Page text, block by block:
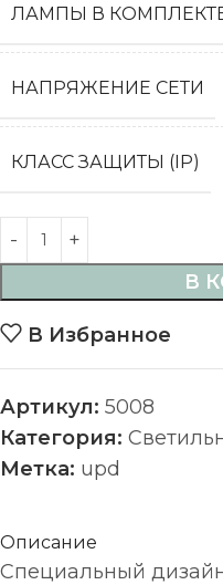
ЛАМПЫ В
НАПРЯЖЕНИЕ СЕТИ
КЛАСС ЗАЩИТЫ (IP)
В
В Избранное
Артикул: 5008
Категория:
Метка: upd
Описание
Специальный